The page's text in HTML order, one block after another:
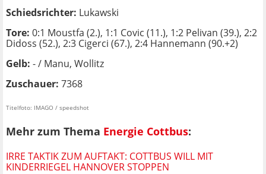
Schiedsrichter: Lukawski
Tore: 0:1 Moustfa (2.), 1:1 Covic (11.), 1:2 Pelivan (39.), 2:2
Didoss (52.), 2:3 Cigerci (67.), 2:4 Hannemann (90.+2)
Gelb: - / Manu, Wollitz
Zuschauer: 7368
Titelfoto: IMAGO / speedshot
Mehr zum Thema Energie Cottbus:
IRRE TAKTIK ZUM AUFTAKT: COTTBUS WILL MIT
KINDERRIEGEL HANNOVER STOPPEN